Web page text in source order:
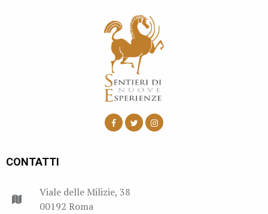
CONTATTI
Viale delle Milizie, 38
00192 Roma